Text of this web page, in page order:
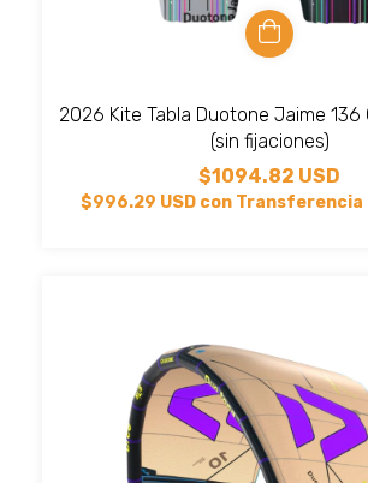
2026 Kite Tabla Duotone Jaime 136
(sin fijaciones)
$1094.82 USD
$996.29 USD con Transferencia